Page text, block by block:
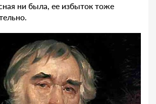
ни была, ее избыток тоже